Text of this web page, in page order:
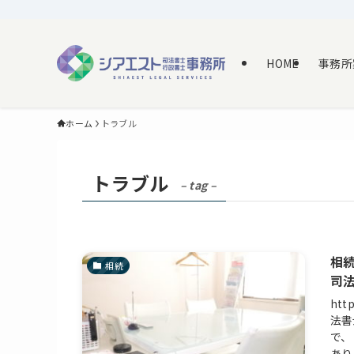
HOME 事務
ホーム トラブル
トラブル – tag –
相続
相
司
法
で